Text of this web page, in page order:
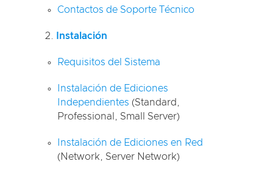
Contactos de Soporte Técnico
Instalación
Requisitos del Sistema
Instalación de Ediciones
Independientes (Standard,
Professional, Small Server)
Instalación de Ediciones en Red
(Network, Server Network)